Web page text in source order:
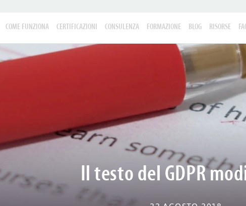
COME FUNZIONA CERTIFICAZIONI CONSULENZA FORMAZIONE BLOG RISORSE
Il testo del GDPR